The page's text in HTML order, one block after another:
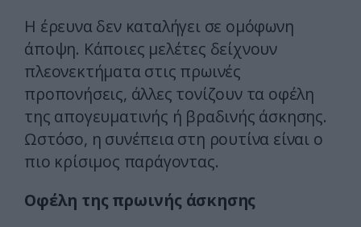
Η έρευνα δεν καταλήγει σε ομόφωνη
άποψη. Κάποιες μελέτες δείχνουν
πλεονεκτήματα στις πρωινές
προπονήσεις, άλλες τονίζουν τα οφέλη
της απογευματινής ή βραδινής άσκησης.
Ωστόσο, η συνέπεια στη ρουτίνα είναι ο
πιο κρίσιμος παράγοντας.
Οφέλη της πρωινής άσκησης